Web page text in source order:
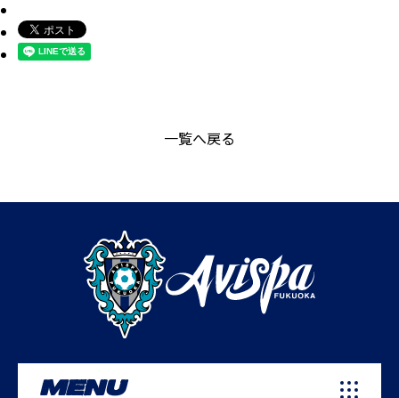
一覧へ戻る
MENU